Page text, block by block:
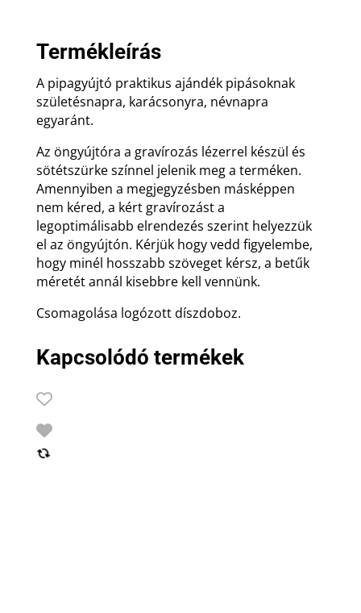
Termékleírás
A pipagyújtó praktikus ajándék pipásoknak
születésnapra, karácsonyra, névnapra
egyaránt.
Az öngyújtóra a gravírozás lézerrel készül és
sötétszürke színnel jelenik meg a terméken.
Amennyiben a megjegyzésben másképpen
nem kéred, a kért gravírozást a
legoptimálisabb elrendezés szerint helyezzük
el az öngyújtón. Kérjük hogy vedd figyelembe,
hogy minél hosszabb szöveget kérsz, a betűk
méretét annál kisebbre kell vennünk.
Csomagolása logózott díszdoboz.
Kapcsolódó termékek